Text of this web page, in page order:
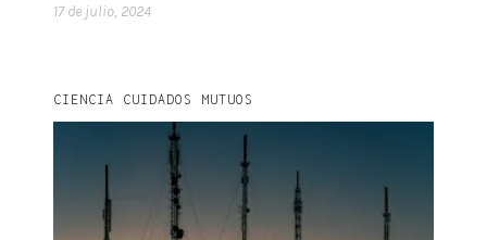
17 de julio, 2024
CIENCIA CUIDADOS MUTUOS